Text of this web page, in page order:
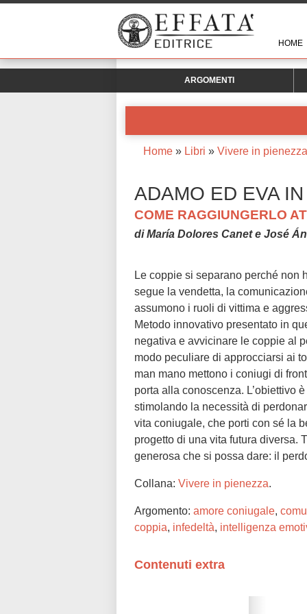
HOME
ARGOMENTI
Home » Libri » Vivere in pienezza
ADAMO ED EVA
COME RAGGIUNGERLO
di María Dolores Canet e José
Le coppie si separano perché non
segue la vendetta, la
assumono i ruoli di vittima e
Metodo innovativo presentato in
negativa e avvicinare le coppie al
modo peculiare di approcciarsi ai
man mano mettono i coniugi di
porta alla conoscenza. L’obiettivo
stimolando la necessità di
vita coniugale, che porti con sé la
progetto di una vita futura diversa.
generosa che si possa dare: il
Collana: Vivere in pienezza.
Argomento: amore coniugale,
coppia, infedeltà, intelligenza
Contenuti extra